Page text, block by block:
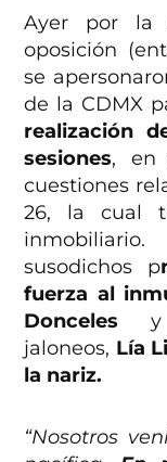
Ayer por la
oposición
se
de la CDMX
realización
sesiones, en
cuestiones
26, la cual
susodichos p
fuerza al
Donceles y
jaloneos, Lía
la nariz.
“Nosotros